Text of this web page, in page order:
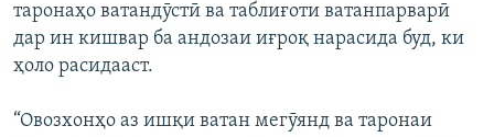
таронаҳо ватандӯстӣ ва таблиғоти ватанпарварӣ
дар ин кишвар ба андозаи иғроқ нарасида буд, ки
ҳоло расидааст.
“Овозхонҳо аз ишқи ватан мегӯянд ва таронаи